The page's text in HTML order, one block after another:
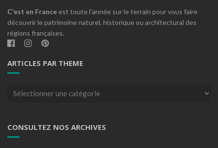
C'est en France est toute l'année sur le terrain pour vous faire
découvrir le patrimoine naturel, historique ou architectural des
régions françaises.
ARTICLES PAR THEME
Articles
CONSULTEZ NOS ARCHIVES